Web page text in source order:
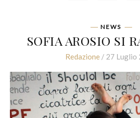
NEWS
SOFIA AROSIO SI
Redazione / 27 Luglio